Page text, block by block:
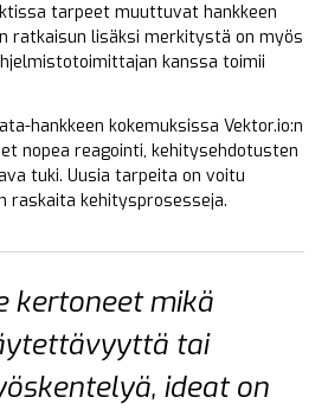
tarpeet muuttuvat hankkeen
ratkaisun lisäksi merkitystä on myös
kanssa toimii
hankkeen kokemuksissa Vektor.io:n
nopea reagointi, kehitysehdotusten
tuki. Uusia tarpeita on voitu
raskaita kehitysprosesseja.
kertoneet mikä
tai
ideat on